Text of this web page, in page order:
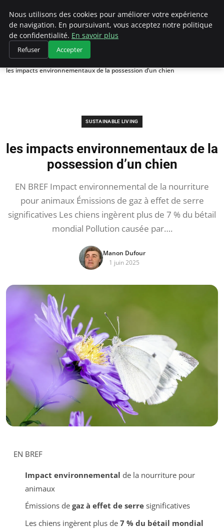
Climategatecountryclub.com
Accueil
Sustainable Living
les impacts environnementaux de la possession d’un chien
SUSTAINABLE LIVING
les impacts environnementaux de la
possession d’un chien
EN BREF Impact environnemental de la nourriture
pour animaux Émissions de gaz à effet de serre
significatives Les chiens ingèrent plus de 7 % du bétail
mondial Pollution causée par….
Manon Dufour
1 juin 2025
EN BREF
Impact environnemental de la nourriture pour
animaux
Émissions de gaz à effet de serresignificatives
Les chiens ingèrent plus de 7 % du bétail mondial
Nous utilisons des cookies pour améliorer votre expérience
de navigation. En poursuivant, vous acceptez notre politique
de confidentialité. En savoir plus
Refuser Accepter